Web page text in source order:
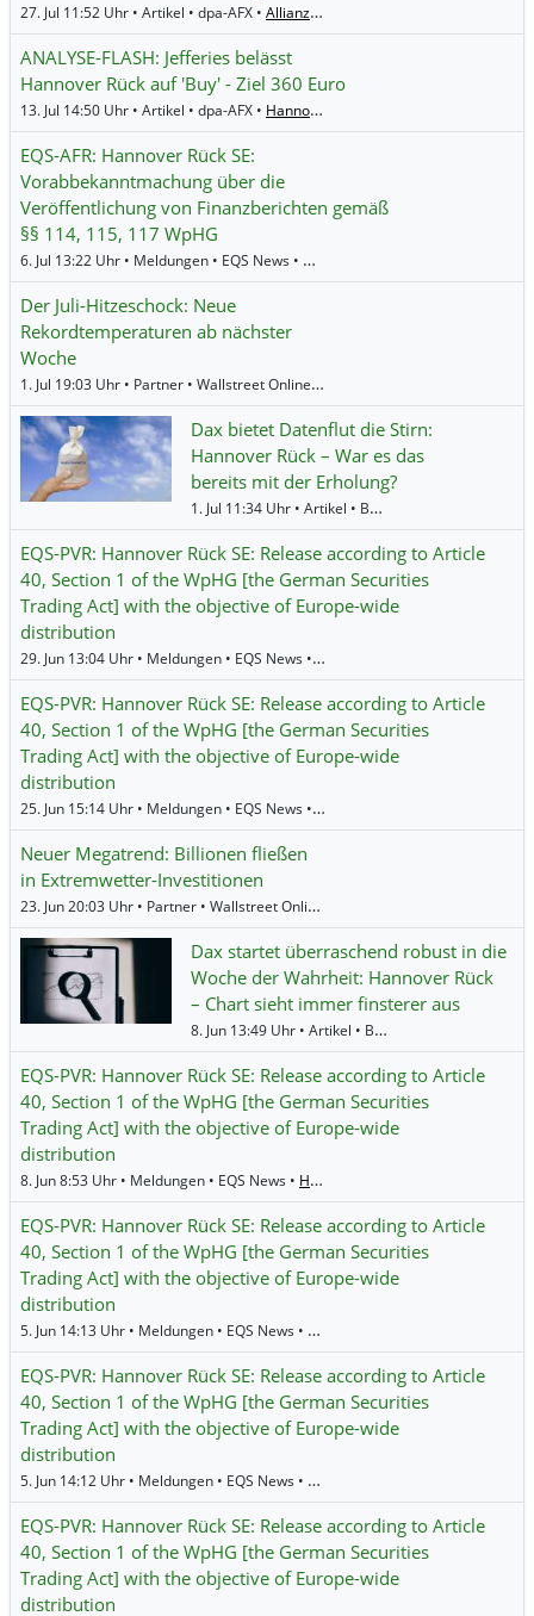
27. Jul 11:52 Uhr • Artikel • dpa-AFX • Allianz,Münchener Rück
ANALYSE-FLASH: Jefferies belässt
Hannover Rück auf 'Buy' - Ziel 360 Euro
13. Jul 14:50 Uhr • Artikel • dpa-AFX • Hannover Rueck
EQS-AFR: Hannover Rück SE:
Vorabbekanntmachung über die
Veröffentlichung von Finanzberichten gemäß
§§ 114, 115, 117 WpHG
6. Jul 13:22 Uhr • Meldungen • EQS News •
Hannover Rueck
Der Juli-Hitzeschock: Neue
Rekordtemperaturen ab nächster
Woche
1. Jul 19:03 Uhr • Partner • Wallstreet Online •
Dax bietet Datenflut die Stirn:
Hannover Rück – War es das
bereits mit der Erholung?
1. Jul 11:34 Uhr • Artikel • BörsenNEWS.de •
EQS-PVR: Hannover Rück SE: Release according to Article
40, Section 1 of the WpHG [the German Securities
Trading Act] with the objective of Europe-wide
distribution
29. Jun 13:04 Uhr • Meldungen • EQS News •Hannover Rueck
EQS-PVR: Hannover Rück SE: Release according to Article
40, Section 1 of the WpHG [the German Securities
Trading Act] with the objective of Europe-wide
distribution
25. Jun 15:14 Uhr • Meldungen • EQS News •Hannover Rueck
Neuer Megatrend: Billionen fließen
in Extremwetter-Investitionen
23. Jun 20:03 Uhr • Partner • Wallstreet Online •
Dax startet überraschend robust in die
Woche der Wahrheit: Hannover Rück
– Chart sieht immer finsterer aus
8. Jun 13:49 Uhr • Artikel • BörsenNEWS.de •
EQS-PVR: Hannover Rück SE: Release according to Article
40, Section 1 of the WpHG [the German Securities
Trading Act] with the objective of Europe-wide
distribution
8. Jun 8:53 Uhr • Meldungen • EQS News • Hannover Rueck
EQS-PVR: Hannover Rück SE: Release according to Article
40, Section 1 of the WpHG [the German Securities
Trading Act] with the objective of Europe-wide
distribution
5. Jun 14:13 Uhr • Meldungen • EQS News •
Hannover Rueck
EQS-PVR: Hannover Rück SE: Release according to Article
40, Section 1 of the WpHG [the German Securities
Trading Act] with the objective of Europe-wide
distribution
5. Jun 14:12 Uhr • Meldungen • EQS News •
Hannover Rueck
EQS-PVR: Hannover Rück SE: Release according to Article
40, Section 1 of the WpHG [the German Securities
Trading Act] with the objective of Europe-wide
distribution